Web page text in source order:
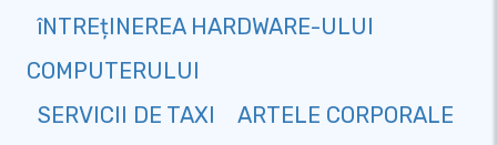
îNTREțINEREA HARDWARE-ULUI
COMPUTERULUI
SERVICII DE TAXI
ARTELE CORPORALE